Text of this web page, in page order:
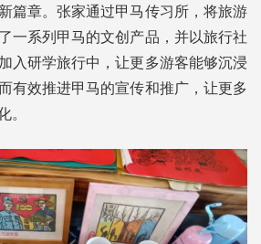
篇章。张家通过甲马传习所，将旅游
一系列甲马的文创产品，并以旅行社
入研学旅行中，让更多游客能够沉浸
有效推进甲马的宣传和推广，让更多
。